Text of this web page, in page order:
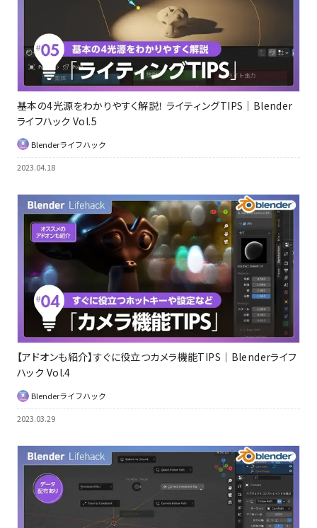
基本の4光源をわかりやすく解説！ ライティングTIPS｜Blender
ライフハック Vol.5
Blenderライフハック
2023.04.18
【アドオンも紹介】すぐに役立つカメラ機能TIPS｜Blenderライフ
ハック Vol.4
Blenderライフハック
2023.03.29